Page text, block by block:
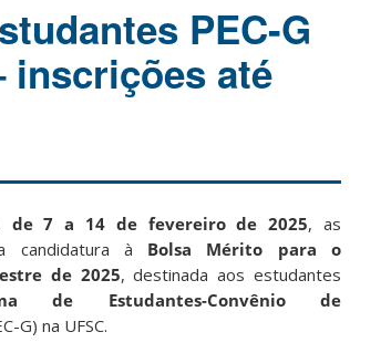
PEC-G
inscrições até
de 7 a 14 de fevereiro de 2025, as
candidatura à Bolsa Mérito para o
de 2025, destinada aos estudantes
de Estudantes-Convênio de
G) na UFSC.